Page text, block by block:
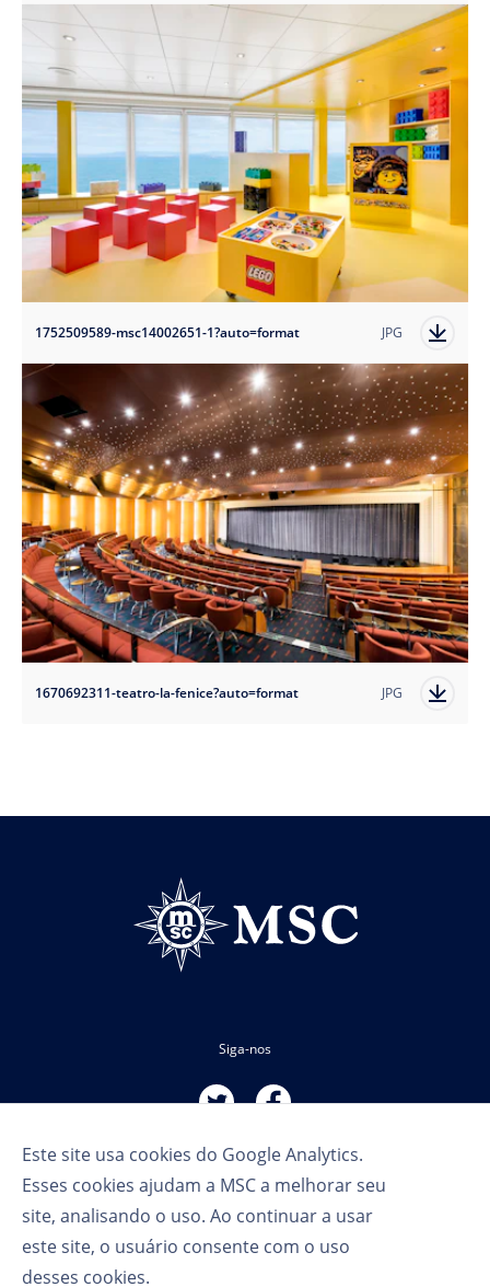
Este site usa cookies do Google Analytics.
Esses cookies ajudam a MSC a melhorar seu
site, analisando o uso. Ao continuar a usar
este site, o usuário consente com o uso
desses cookies.
1752509589-msc14002651-1?auto=format JPG
1670692311-teatro-la-fenice?auto=format JPG
Siga-nos